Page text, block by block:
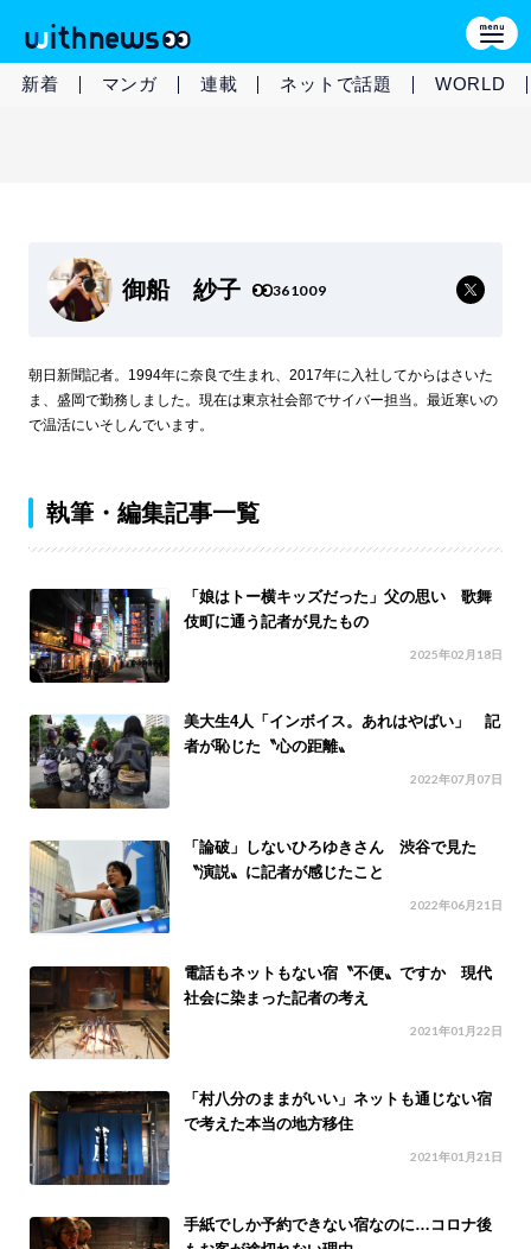
新着 マンガ 連載 ネットで話題 WORLD
御船 紗子 361009
朝日新聞記者。1994年に奈良で生まれ、2017年に入社してからはさいた
ま、盛岡で勤務しました。現在は東京社会部でサイバー担当。最近寒いの
で温活にいそしんでいます。
執筆・編集記事一覧
「娘はトー横キッズだった」父の思い 歌舞
伎町に通う記者が見たもの
2025年02月18日
美大生4人「インボイス。あれはやばい」 記
者が恥じた〝心の距離〟
2022年07月07日
「論破」しないひろゆきさん 渋谷で見た
〝演説〟に記者が感じたこと
2022年06月21日
電話もネットもない宿〝不便〟ですか 現代
社会に染まった記者の考え
2021年01月22日
「村八分のままがいい」ネットも通じない宿
で考えた本当の地方移住
2021年01月21日
手紙でしか予約できない宿なのに…コロナ後